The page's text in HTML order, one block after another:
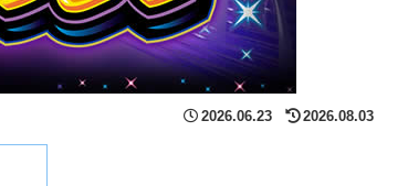
2026.06.23 2026.08.03